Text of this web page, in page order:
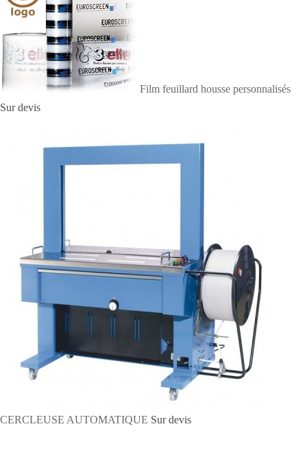
Film feuillard housse personnalisés
Sur devis
CERCLEUSE AUTOMATIQUE Sur devis